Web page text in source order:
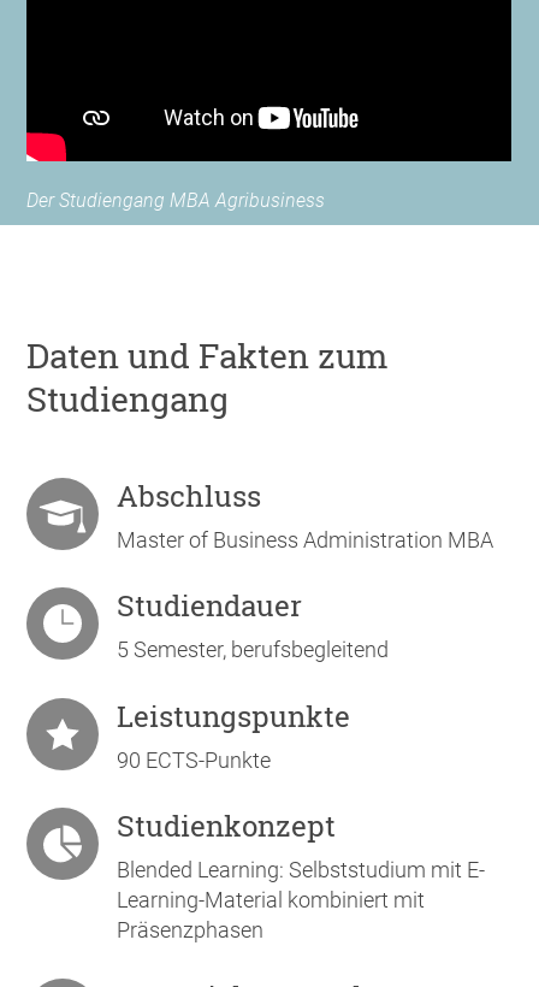
Der Studiengang MBA Agribusiness
Daten und Fakten zum
Studiengang
Abschluss
Master of Business Administration MBA
Studiendauer
5 Semester, berufsbegleitend
Leistungspunkte
90 ECTS-Punkte
Studienkonzept
Blended Learning: Selbststudium mit E-
Learning-Material kombiniert mit
Präsenzphasen